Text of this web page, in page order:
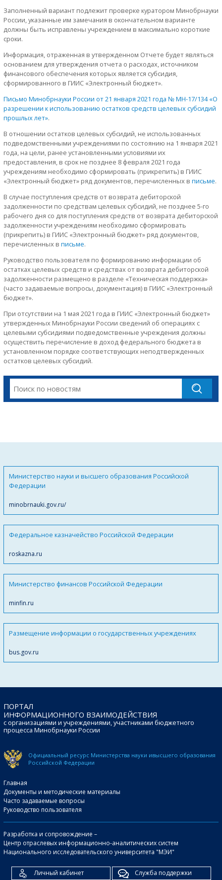
Заполненный вариант подлежит проверке куратором Минобрнауки
России, указанные им замечания в окончательном варианте
должны быть исправлены учреждением в максимально короткие
сроки.
Информация, отраженная в утвержденном Отчете будет являться
основанием для утверждения отчета о расходах, источником
финансового обеспечения которых является субсидия,
сформированного в ГИИС «Электронный бюджет».
Письмо Минобрнауки России от 21 января 2021 года № МН-17/134 «О
разрешении к использованию остатков средств целевых субсидий
прошлых лет».
В отношении остатков целевых субсидий, не использованных
подведомственными учреждениями по состоянию на 1 января 2021
года, на цели, ранее установленными условиями их
предоставления, в срок не позднее 8 февраля 2021 года
учреждениям необходимо сформировать (прикрепить) в ГИИС
«Электронный бюджет» ряд документов, перечисленных в письме.
В случае поступления средств от возврата дебиторской
задолженности по средствам целевых субсидий, не позднее 5-го
рабочего дня со для поступления средств от возврата дебиторской
задолженности учреждениям необходимо сформировать
(прикрепить) в ГИИС «Электронный бюджет» ряд документов,
перечисленных в письме.
Руководство пользователя по формированию информации об
остатках целевых средств и средствах от возврата дебиторской
задолженности размещено в разделе «Техническая поддержка»
(часто задаваемые вопросы, документация) в ГИИС «Электронный
бюджет».
При отсутствии на 1 мая 2021 года в ГИИС «Электронный бюджет»
утвержденных Минобрнауки России сведений об операциях с
целевыми субсидиями подведомственные учреждения должны
осуществить перечисление в доход федерального бюджета в
установленном порядке соответствующих неподтвержденных
остатков целевых субсидий.
Министерство науки и высшего образования Российской
Федерации
minobrnauki.gov.ru/
Федеральное казначейство Российской Федерации
roskazna.ru
Министерство финансов Российской Федерации
minfin.ru
Размещение информации о государственных учреждениях
bus.gov.ru
ПОРТАЛ
ИНФОРМАЦИОННОГО ВЗАИМОДЕЙСТВИЯ
с организациями и учреждениями, участниками бюджетного
процесса Минобрнауки России
Официальный ресурс Министерства науки ивысшего образования
Российской Федерации
Главная
Документы и методические материалы
Часто задаваемые вопросы
Руководство пользователя
Разработка и сопровождение –
Центр отраслевых информационно-аналитических систем
Национального исследовательского университета "МЭИ"
Личный кабинет Служба поддержки